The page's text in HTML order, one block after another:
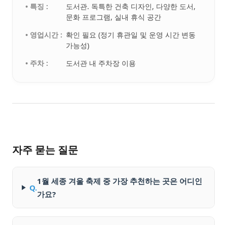
• 특징 :
도서관. 독특한 건축 디자인, 다양한 도서,
문화 프로그램, 실내 휴식 공간
• 영업시간 : 확인 필요 (정기 휴관일 및 운영 시간 변동
가능성)
• 주차 :
도서관 내 주차장 이용
자주 묻는 질문
Q.
1월 세종 겨울 축제 중 가장 추천하는 곳은 어디인
가요?